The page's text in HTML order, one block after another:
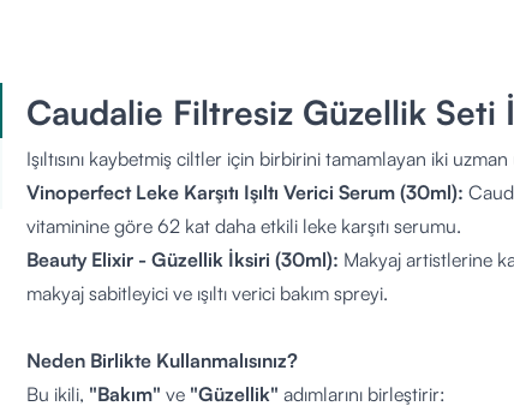
Caudalie Filtresiz Güzellik Seti
Işıltısını kaybetmiş ciltler için birbirini tamamlayan iki
Vinoperfect Leke Karşıtı Işıltı Verici Serum (30ml):
vitaminine göre 62 kat daha etkili leke karşıtı serumu.
Beauty Elixir - Güzellik İksiri (30ml): Makyaj artistlerine
makyaj sabitleyici ve ışıltı verici bakım spreyi.
Neden Birlikte Kullanmalısınız?
Bu ikili, "Bakım" ve "Güzellik" adımlarını birleştirir: